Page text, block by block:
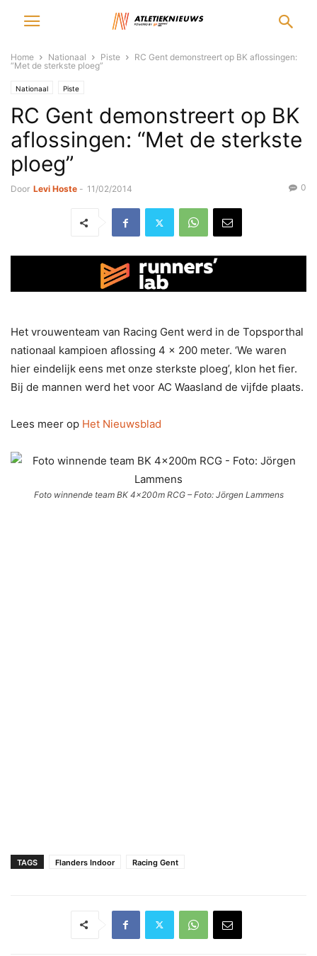
Home Nationaal Piste
RC Gent demonstreert op BK aflossingen:
“Met de sterkste ploeg”
Nationaal Piste
RC Gent demonstreert op BK
aflossingen: “Met de sterkste
ploeg”
Door Levi Hoste - 11/02/2014 0
Het vrouwenteam van Racing Gent werd in de Topsporthal
nationaal kampioen aflossing 4 x 200 meter. ‘We waren
hier eindelijk eens met onze sterkste ploeg’, klon het fier.
Bij de mannen werd het voor AC Waasland de vijfde plaats.
Lees meer op Het Nieuwsblad
Foto winnende team BK 4x200m RCG – Foto: Jörgen Lammens
TAGS Flanders Indoor Racing Gent